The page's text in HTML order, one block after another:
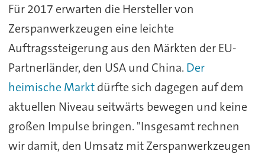
Für 2017 erwarten die Hersteller von
Zerspanwerkzeugen eine leichte
Auftragssteigerung aus den Märkten der EU-
Partnerländer, den USA und China. Der
heimische Marktdürfte sich dagegen auf dem
aktuellen Niveau seitwärts bewegen und keine
großen Impulse bringen. "Insgesamt rechnen
wir damit, den Umsatz mit Zerspanwerkzeugen